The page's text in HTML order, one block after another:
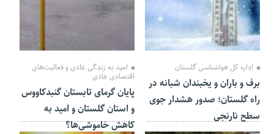
30 دی 1404
اداره کل هواشناسی گلستان
برف و باران و یخبندان شبانه در
راه گلستان؛ صدور هشدار جوی
سطح نارنجی
امید به زندگی عادی و فعالیت‌های
اقتصادی عادی
پایان گرمای تابستان گنبدکاووس
و استان گلستان و امید به
کاهش خاموشی‌ها؟